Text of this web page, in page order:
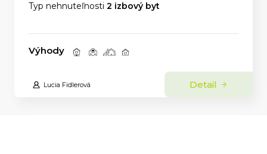
Typ nehnuteľnosti 2 izbový byt
Výhody
Lucia Fidlerová Detail